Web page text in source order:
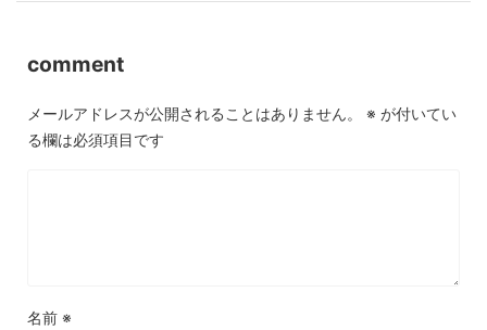
comment
メールアドレスが公開されることはありません。 ※ が付いてい
る欄は必須項目です
名前 ※